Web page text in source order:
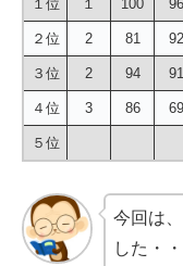
１位 １ 100 96
２位 2 81 92
３位 2 94 91
４位 3 86 69
５位
今回は
した・・